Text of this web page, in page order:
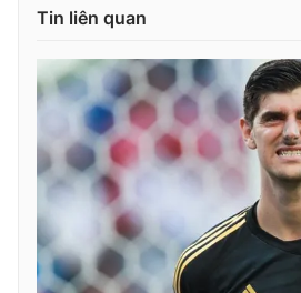
Phim VTV
Hậu trường
Nhân vật
Khán giả
Giải sao mai
Giải trí
Điện ảnh
Sao
Đời sống
Du lịch
Làm đẹp
Chất lượng cuộc sống
Giáo dục
Tuyển sinh
Học trực tuyến
Công nghệ
Hitech Công nghệ tương lai
Giao lưu trực tuyến
Tin liên quan